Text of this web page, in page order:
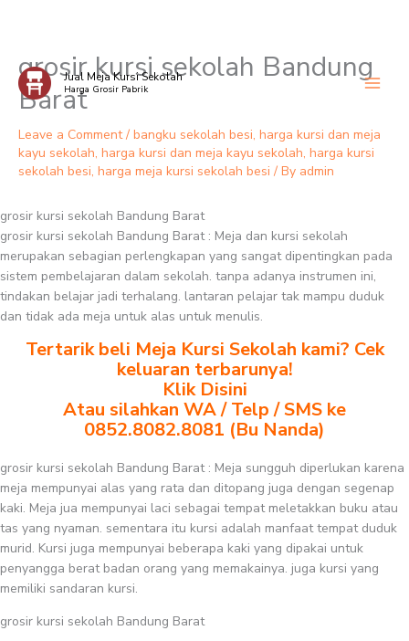
Skip
content
Jual Meja Kursi Sekolah
Harga Grosir Pabrik
grosir kursi sekolah Bandung
Barat
Leave a Comment / bangku sekolah besi, harga kursi dan meja
kayu sekolah, harga kursi dan meja kayu sekolah, harga kursi
sekolah besi, harga meja kursi sekolah besi / By admin
grosir kursi sekolah Bandung Barat
grosir kursi sekolah Bandung Barat : Meja dan kursi sekolah
merupakan sebagian perlengkapan yang sangat dipentingkan pada
sistem pembelajaran dalam sekolah. tanpa adanya instrumen ini,
tindakan belajar jadi terhalang. lantaran pelajar tak mampu duduk
dan tidak ada meja untuk alas untuk menulis.
Tertarik beli Meja Kursi Sekolah kami? Cek
keluaran terbarunya!
Klik Disini
Atau silahkan WA / Telp / SMS ke
0852.8082.8081 (Bu Nanda)
grosir kursi sekolah Bandung Barat : Meja sungguh diperlukan karena
meja mempunyai alas yang rata dan ditopang juga dengan segenap
kaki. Meja jua mempunyai laci sebagai tempat meletakkan buku atau
tas yang nyaman. sementara itu kursi adalah manfaat tempat duduk
murid. Kursi juga mempunyai beberapa kaki yang dipakai untuk
penyangga berat badan orang yang memakainya. juga kursi yang
memiliki sandaran kursi.
grosir kursi sekolah Bandung Barat